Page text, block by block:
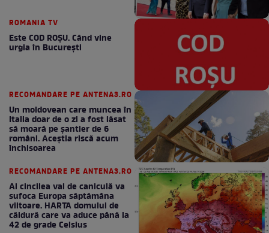
ROMANIA TV
Este COD ROŞU. Când vine
urgia în Bucureşti
RECOMANDARE PE ANTENA3.RO
Un moldovean care muncea în
Italia doar de o zi a fost lăsat
să moară pe şantier de 6
români. Aceștia riscă acum
închisoarea
RECOMANDARE PE ANTENA3.RO
Al cincilea val de caniculă va
sufoca Europa săptămâna
viitoare. HARTA domului de
căldură care va aduce până la
42 de grade Celsius